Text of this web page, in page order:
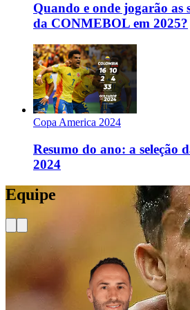
Quando e onde jogarão as
da CONMEBOL em 2025?
Copa America 2024
Resumo do ano: a seleção
2024
Equipe